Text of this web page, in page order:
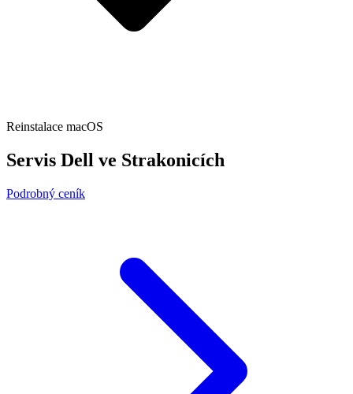
Reinstalace macOS
Servis Dell ve Strakonicích
Podrobný ceník